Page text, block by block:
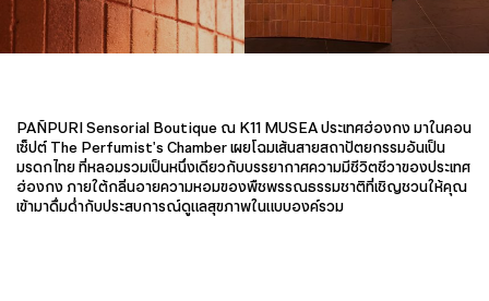
PAÑPURI Sensorial Boutique ณ K11 MUSEA ประเทศฮ่องกง มาในคอน
เซ็ปต์ The Perfumist's Chamber เผยโฉมเส้นสายสถาปัตยกรรมอันเป็น
มรดกไทย ที่หลอมรวมเป็นหนึ่งเดียวกับบรรยากาศความมีชีวิตชีวาของประเทศ
ฮ่องกง ภายใต้กลิ่นอายความหอมของพืชพรรณธรรมชาติที่เชิญชวนให้คุณ
เข้ามาดื่มด่ำกับประสบการณ์ดูแลสุขภาพในแบบองค์รวม